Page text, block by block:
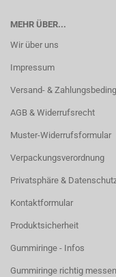
MEHR ÜBER...
Wir über uns
Impressum
Versand- &
AGB & Widerrufsrecht
Muster-Widerrufsformular
Verpackungsverordnung
Privatsphäre &
Kontaktformular
Produktsicherheit
Gummiringe - Infos
Gummiringe richtig messen